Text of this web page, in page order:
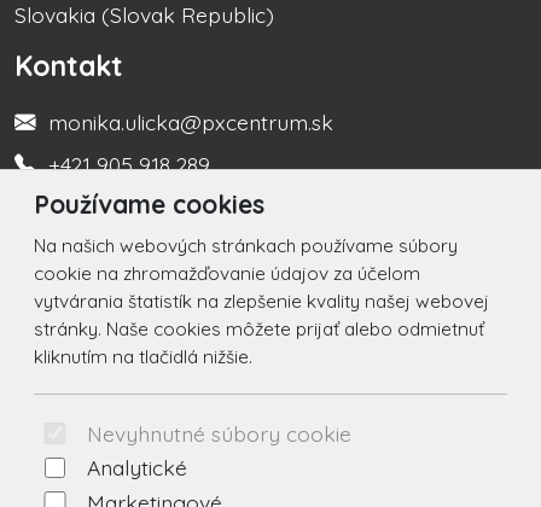
Používame cookies
Na našich webových stránkach používame súbory
cookie na zhromažďovanie údajov za účelom
vytvárania štatistík na zlepšenie kvality našej webovej
stránky. Naše cookies môžete prijať alebo odmietnuť
kliknutím na tlačidlá nižšie.
Nevyhnutné súbory cookie
Analytické
Slovakia (Slovak Republic)
Kontakt
monika.ulicka@pxcentrum.sk
+421 905 918 289
Turistická informačná kancelária +421 917 450 666
Social
Facebook
Instagram
© 2026 Arrabella s.r.o., mayabella s.r.o., Všetky práva